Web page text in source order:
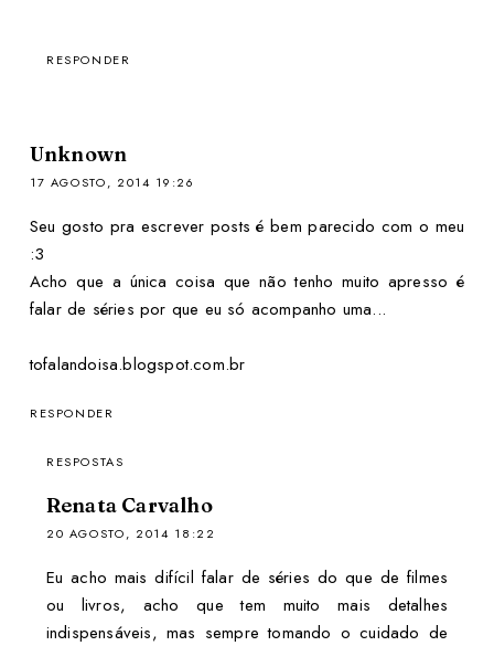
RESPONDER
Unknown
17 AGOSTO, 2014 19:26
Seu gosto pra escrever posts é bem parecido com o meu
:3
Acho que a única coisa que não tenho muito apresso é
falar de séries por que eu só acompanho uma...
tofalandoisa.blogspot.com.br
RESPONDER
RESPOSTAS
Renata Carvalho
20 AGOSTO, 2014 18:22
Eu acho mais difícil falar de séries do que de filmes
ou livros, acho que tem muito mais detalhes
indispensáveis, mas sempre tomando o cuidado de